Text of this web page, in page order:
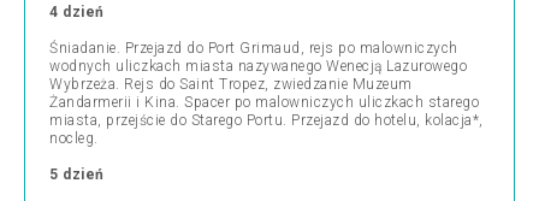
4 dzień
Śniadanie. Przejazd do Port Grimaud, rejs po malowniczych
wodnych uliczkach miasta nazywanego Wenecją Lazurowego
Wybrzeża. Rejs do Saint Tropez, zwiedzanie Muzeum
Żandarmerii i Kina. Spacer po malowniczych uliczkach starego
miasta, przejście do Starego Portu. Przejazd do hotelu, kolacja*,
nocleg.
5 dzień